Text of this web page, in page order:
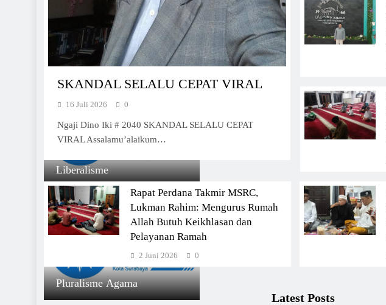
Sekulerisme
Liberalisme
Pluralisme Agama
SKANDAL SELALU CEPAT VIRAL
16 Juli 2026 0
Ngaji Dino Iki # 2040 SKANDAL SELALU CEPAT
VIRAL Assalamu’alaikum…
Rapat Perdana Takmir MSRC,
Lukman Rahim: Mengurus Rumah
Allah Butuh Keikhlasan dan
Pelayanan Ramah
2 Juni 2026 0
Latest Posts